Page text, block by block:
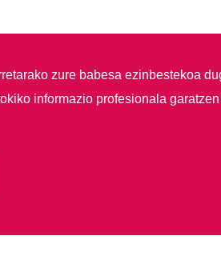
zure babesa ezinbestekoa
informazio profesionala garatzen